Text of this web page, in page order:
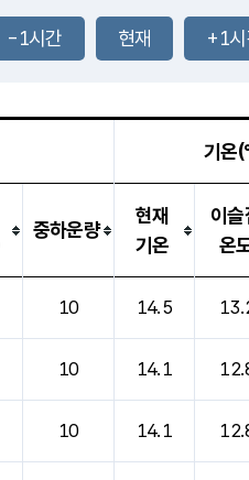
-1시간 현재 +1
기
중하운량
현재
기온
이슬
온
10 14.5
10 14.1
10 14.1